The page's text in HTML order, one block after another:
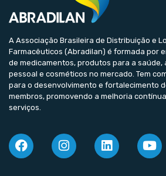
A Associação Brasileira de Distribuição e
Farmacêuticos (Abradilan) é formada por
de medicamentos, produtos para a saúde,
pessoal e cosméticos no mercado. Tem
para o desenvolvimento e fortalecimento
membros, promovendo a melhoria
serviços.